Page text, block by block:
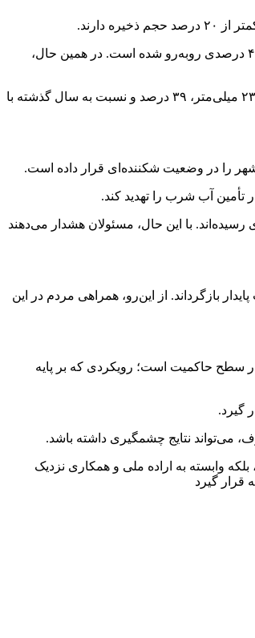
در بازه زمانی ابتدای مهرماه تا ۲۱ تیرماه، میزان ورودی آب به مخازن سدها ۲۲.۴۳ میلیارد مترمکعب ثبت شده که نسبت به مدت مشابه سال گذشته با کاهش ۴۳ درصدی روبه‌رو شده است. در همین حال،
بارندگی‌های کشور نیز کاهش چشمگیری داشته است. ارتفاع کل ریزش‌های جوی ایران تا این تاریخ ۱۴۶ میلی‌متر گزارش شده که نسبت به میانگین بلندمدت ۲۳۳.۵ میلی‌متر، ۳۹ درصد و نسبت به سال گذشته با
را در وضعیت شکننده‌ای قرار داده است.
بهره‌برداری رسیده‌اند. با این حال، مسئولان هشدار می‌دهند
حالت پایدار بازگرداند. از این‌رو، همراهی مردم در این
سطح حاکمیت است؛ رویکردی که بر پایه
گیرد.
می‌تواند نتایج چشمگیری داشته باشد.
وابسته به اراده ملی و همکاری نزدیک
قرار گیرد